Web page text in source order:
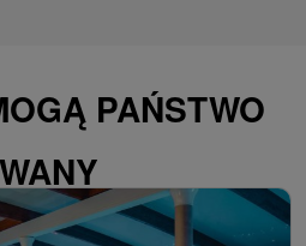
PAŃSTWO